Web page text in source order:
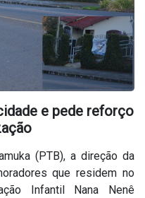
e pede reforço
(PTB), a direção da
que residem no
Infantil Nana Nenê